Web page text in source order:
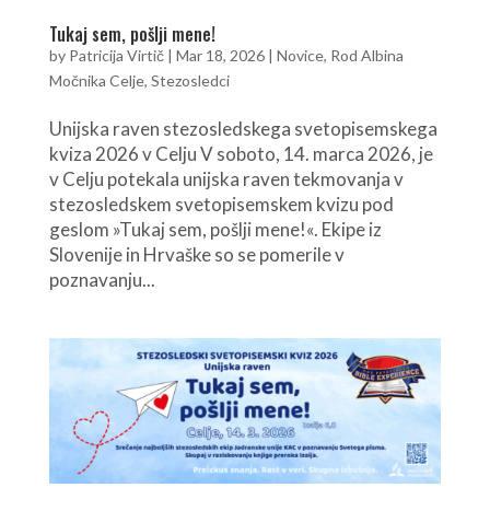
Tukaj sem, pošlji mene!
by Patricija Virtič| Mar 18, 2026| Novice, Rod Albina
Močnika Celje, Stezosledci
Unijska raven stezosledskega svetopisemskega
kviza 2026 v Celju V soboto, 14. marca 2026, je
v Celju potekala unijska raven tekmovanja v
stezosledskem svetopisemskem kvizu pod
geslom »Tukaj sem, pošlji mene!«. Ekipe iz
Slovenije in Hrvaške so se pomerile v
poznavanju...